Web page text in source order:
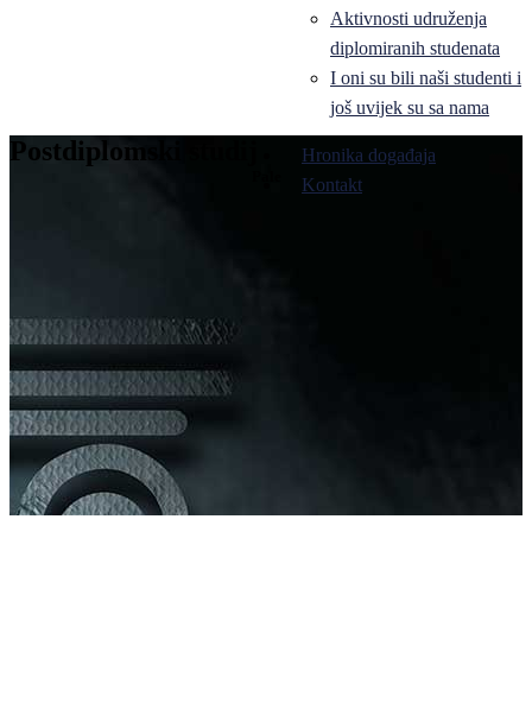
Aktivnosti udruženja
diplomiranih studenata
I oni su bili naši studenti i
još uvijek su sa nama
Hronika događaja
Kontakt
Postdiplomski studij